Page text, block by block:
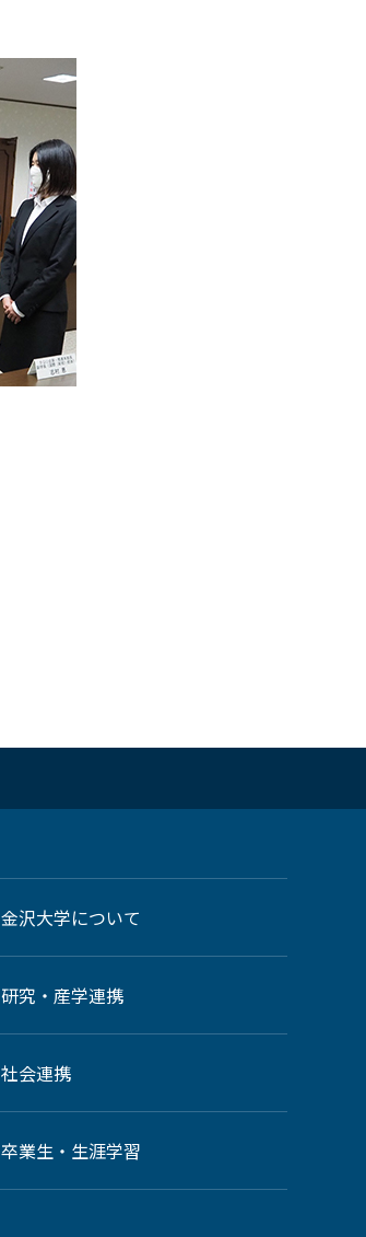
金沢大学について
研究・産学連携
社会連携
卒業生・生涯学習